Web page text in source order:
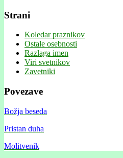
Strani
Koledar praznikov
Ostale osebnosti
Razlaga imen
Viri svetnikov
Zavetniki
Povezave
Božja beseda
Pristan duha
Molitvenik